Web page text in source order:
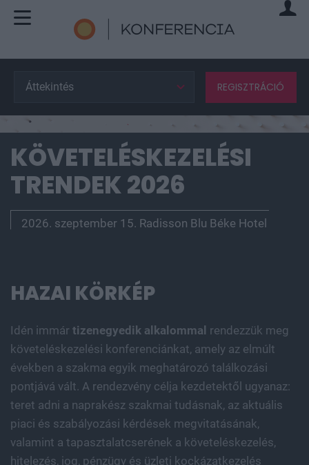
Áttekintés REGISZTRÁCIÓ
KÖVETELÉSKEZELÉSI
TRENDEK 2026
2026. szeptember 15. Radisson Blu Béke Hotel
HAZAI KÖRKÉP
Idén immár tizenegyedik alkalommal rendezzük meg
követeléskezelési konferenciánkat, amely az elmúlt
években a szakma egyik meghatározó találkozási
pontjává vált. A rendezvény célja kezdetektől ugyanaz:
teret adni a naprakész szakmai tudásnak, az aktuális
piaci és szabályozási kérdések megvitatásának,
valamint a tapasztalatcserének a követeléskezelés,
hitelezés, jog, pénzügy és üzleti kockázatkezelés